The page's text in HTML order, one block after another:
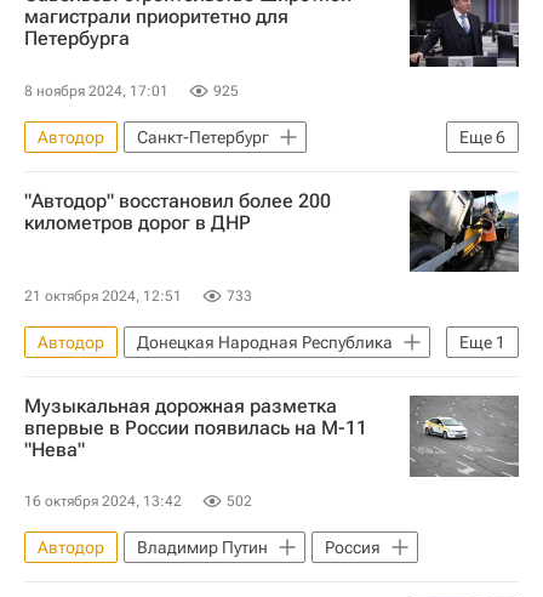
магистрали приоритетно для
Петербурга
8 ноября 2024, 17:01 925
Еще6
Автодор
Санкт-Петербург
Ленинградская область
Россия
Виталий Савельев
Дороги
"Автодор" восстановил более 200
километров дорог в ДНР
21 октября 2024, 12:51 733
Еще 1
Автодор
Донецкая Народная Республика
Дороги
Музыкальная дорожная разметка
впервые в России появилась на М-11
"Нева"
16 октября 2024, 13:42 502
Автодор Владимир Путин Россия